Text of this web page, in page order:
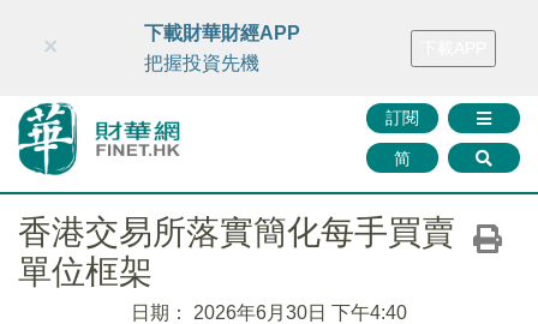
財華智庫網 FINTV FINMETA 財華證券 媒體矩陣
訂閱
简
×
下載財華財經APP
把握投資先機
香港交易所落實簡化每手買賣
單位框架
日期： 2026年6月30日 下午4:40